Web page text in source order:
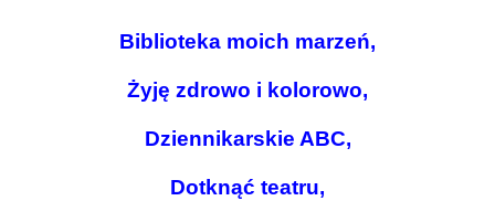
Biblioteka moich marzeń,
Żyję zdrowo i kolorowo,
Dziennikarskie ABC,
Dotknąć teatru,